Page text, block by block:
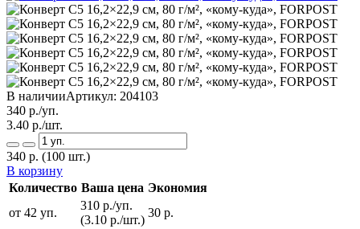
В наличииАртикул: 204103
340 р./уп.
3.40 р./шт.
340 р. (100 шт.)
В корзину
Количество Ваша цена Экономия
от 42 уп.
310 р./уп.
(3.10 р./шт.)
30 р.